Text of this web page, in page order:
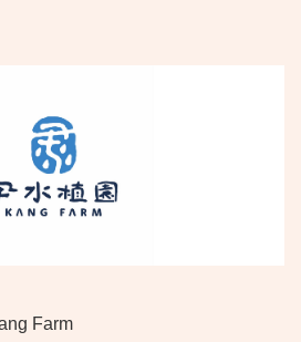
Farm